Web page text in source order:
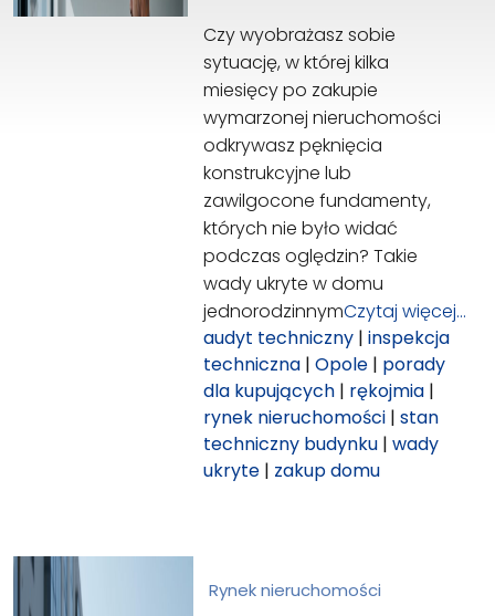
Czy wyobrażasz sobie
sytuację, w której kilka
miesięcy po zakupie
wymarzonej nieruchomości
odkrywasz pęknięcia
konstrukcyjne lub
zawilgocone fundamenty,
których nie było widać
podczas oględzin? Takie
wady ukryte w domu
jednorodzinnymCzytaj więcej…
audyt techniczny| inspekcja
techniczna| Opole| porady
dla kupujących| rękojmia|
rynek nieruchomości| stan
techniczny budynku| wady
ukryte| zakup domu
Rynek nieruchomości